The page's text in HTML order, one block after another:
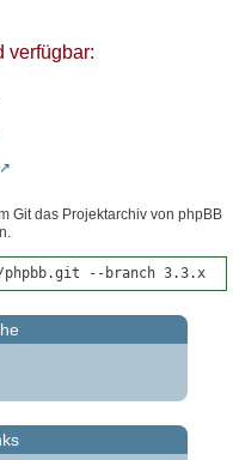
verfügbar:
Git das Projektarchiv von phpBB
--branch 3.3.x